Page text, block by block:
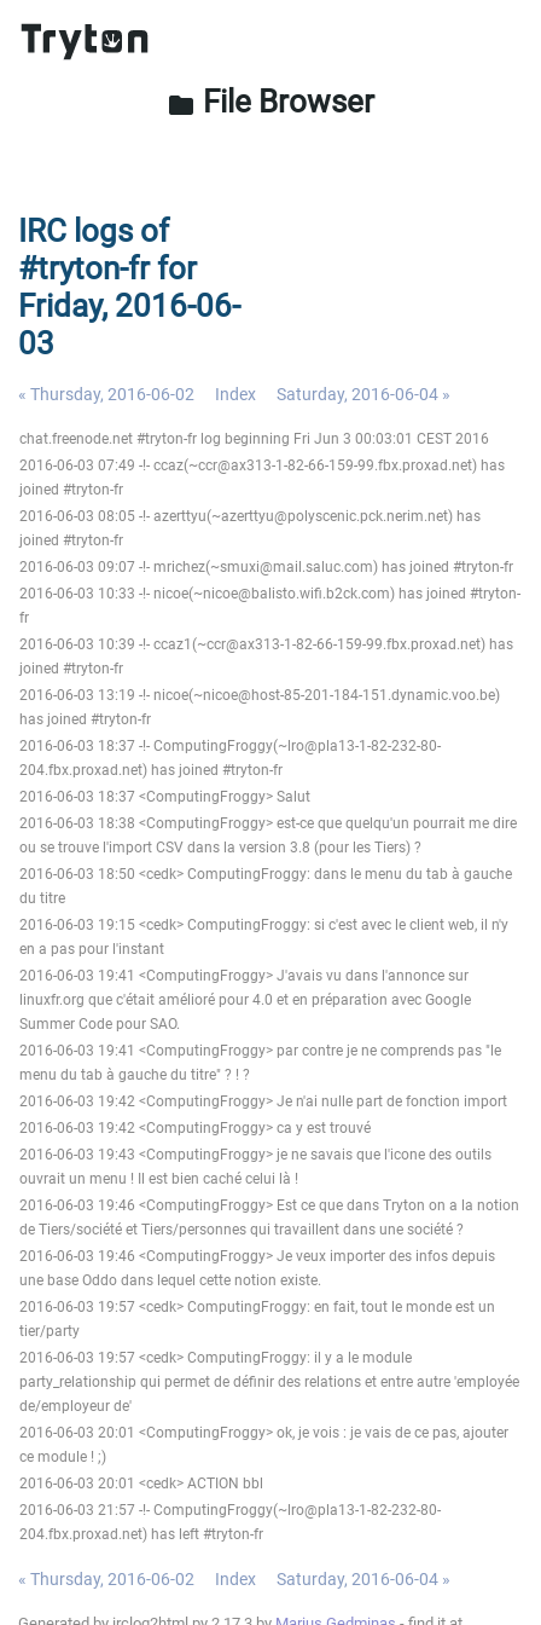
folder File Browser
IRC logs of
#tryton-fr for
Friday, 2016-06-
03
« Thursday, 2016-06-02 Index Saturday, 2016-06-04 »
chat.freenode.net #tryton-fr log beginning Fri Jun 3 00:03:01 CEST 2016
2016-06-03 07:49 -!- ccaz(~ccr@ax313-1-82-66-159-99.fbx.proxad.net) has
joined #tryton-fr
2016-06-03 08:05 -!- azerttyu(~azerttyu@polyscenic.pck.nerim.net) has
joined #tryton-fr
2016-06-03 09:07 -!- mrichez(~smuxi@mail.saluc.com) has joined #tryton-fr
2016-06-03 10:33 -!- nicoe(~nicoe@balisto.wifi.b2ck.com) has joined #tryton-
fr
2016-06-03 10:39 -!- ccaz1(~ccr@ax313-1-82-66-159-99.fbx.proxad.net) has
joined #tryton-fr
2016-06-03 13:19 -!- nicoe(~nicoe@host-85-201-184-151.dynamic.voo.be)
has joined #tryton-fr
2016-06-03 18:37 -!- ComputingFroggy(~lro@pla13-1-82-232-80-
204.fbx.proxad.net) has joined #tryton-fr
2016-06-03 18:37 <ComputingFroggy> Salut
2016-06-03 18:38 <ComputingFroggy> est-ce que quelqu'un pourrait me dire
ou se trouve l'import CSV dans la version 3.8 (pour les Tiers) ?
2016-06-03 18:50 <cedk> ComputingFroggy: dans le menu du tab à gauche
du titre
2016-06-03 19:15 <cedk> ComputingFroggy: si c'est avec le client web, il n'y
en a pas pour l'instant
2016-06-03 19:41 <ComputingFroggy> J'avais vu dans l'annonce sur
linuxfr.org que c'était amélioré pour 4.0 et en préparation avec Google
Summer Code pour SAO.
2016-06-03 19:41 <ComputingFroggy> par contre je ne comprends pas "le
menu du tab à gauche du titre" ? ! ?
2016-06-03 19:42 <ComputingFroggy> Je n'ai nulle part de fonction import
2016-06-03 19:42 <ComputingFroggy> ca y est trouvé
2016-06-03 19:43 <ComputingFroggy> je ne savais que l'icone des outils
ouvrait un menu ! Il est bien caché celui là !
2016-06-03 19:46 <ComputingFroggy> Est ce que dans Tryton on a la notion
de Tiers/société et Tiers/personnes qui travaillent dans une société ?
2016-06-03 19:46 <ComputingFroggy> Je veux importer des infos depuis
une base Oddo dans lequel cette notion existe.
2016-06-03 19:57 <cedk> ComputingFroggy: en fait, tout le monde est un
tier/party
2016-06-03 19:57 <cedk> ComputingFroggy: il y a le module
party_relationship qui permet de définir des relations et entre autre 'employée
de/employeur de'
2016-06-03 20:01 <ComputingFroggy> ok, je vois : je vais de ce pas, ajouter
ce module ! ;)
2016-06-03 20:01 <cedk> ACTION bbl
2016-06-03 21:57 -!- ComputingFroggy(~lro@pla13-1-82-232-80-
204.fbx.proxad.net) has left #tryton-fr
« Thursday, 2016-06-02 Index Saturday, 2016-06-04 »